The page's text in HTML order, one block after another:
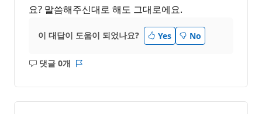
요? 말씀해주신대로 해도 그대로에요.
이 대답이 도움이 되었나요? Yes No
댓글 0개
설
음